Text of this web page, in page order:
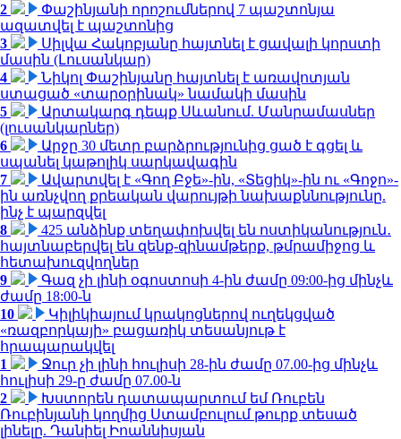
2
Փաշինյանի որոշումներով 7 պաշտոնյա
ազատվել է պաշտոնից
3
Սիլվա Հակոբյանը հայտնել է ցավալի կորստի
մասին (Լուսանկար)
4
Նիկոլ Փաշինյանը հայտնել է առավոտյան
ստացած «տարօրինակ» նամակի մասին
5
Արտակարգ դեպք Սևանում. Մանրամասներ
(լուսանկարներ)
6
Արջը 30 մետր բարձրությունից ցած է գցել և
սպանել կաթոլիկ սարկավագին
7
Ավարտվել է «Գող Բջե»-ին, «Տեցիկ»-ին ու «Գոջո»-
ին առնչվող քրեական վարույթի նախաքննությունը.
ինչ է պարզվել
8
425 անձինք տեղափոխվել են ոստիկանություն․
հայտնաբերվել են զենք-զինամթերք, թմրամիջոց և
հետախուզվողներ
9
Գազ չի լինի օգոստոսի 4-ին ժամը 09:00-ից մինչև
ժամը 18:00-ն
10
Կիլիկիայում կրակոցներով ուղեկցված
«ռազբորկայի» բացառիկ տեսանյութ է
հրապարակվել
1
Ջուր չի լինի հուլիսի 28-ին ժամը 07.00-ից մինչև
հուլիսի 29-ը ժամը 07.00-ն
2
Խստորեն դատապարտում եմ Ռուբեն
Ռուբինյանի կողմից Ստամբուլում թուրք տեսած
լինելը. Դանիել Իոաննիսյան